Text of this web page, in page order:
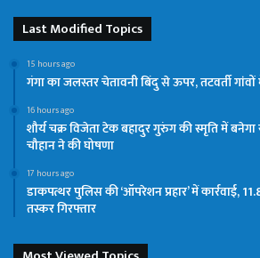
Last Modified Topics
15 hours ago
गंगा का जलस्तर चेतावनी बिंदु से ऊपर, तटवर्ती गांवों
16 hours ago
शौर्य चक्र विजेता टेक बहादुर गुरुंग की स्मृति में बनेगा
चौहान ने की घोषणा
17 hours ago
डाकपत्थर पुलिस की ‘ऑपरेशन प्रहार’ में कार्रवाई,
तस्कर गिरफ्तार